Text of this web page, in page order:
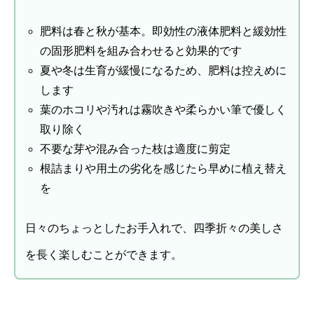
肥料は春と秋が基本。即効性の液体肥料と緩効性
の固形肥料を組み合わせると効果的です
夏や冬は生育が緩慢になるため、肥料は控えめに
します
葉のホコリや汚れは霧吹きや柔らかい筆で優しく
取り除く
不要な芽や混み合った枝は適度に剪定
根詰まりや用土の劣化を感じたら早めに植え替え
を
日々のちょっとしたお手入れで、四季折々の美しさ
を長く楽しむことができます。